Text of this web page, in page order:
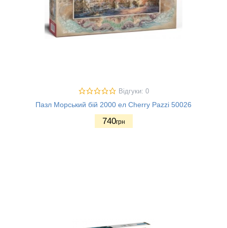
Відгуки: 0
Пазл Морський бій 2000 ел Cherry Pazzi 50026
740грн